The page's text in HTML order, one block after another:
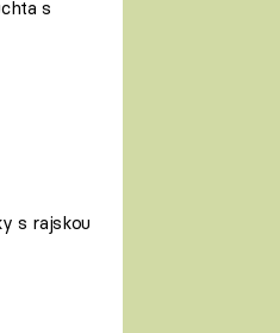
s
s rajskou